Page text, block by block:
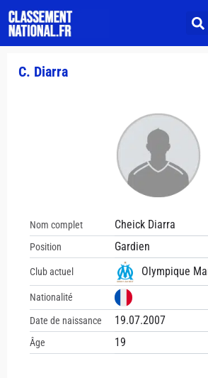
C. Diarra
Nom complet Cheick Diarra
Position Gardien
Club actuel Olympique
Nationalité
Date de naissance 19.07.2007
Âge 19